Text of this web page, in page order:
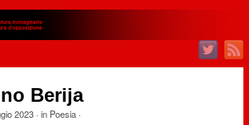
Berija
2023· in Poesia·